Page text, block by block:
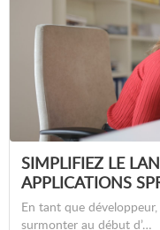
SIMPLIFIEZ LE
APPLICATIONS
En tant que
surmonter au début d’…